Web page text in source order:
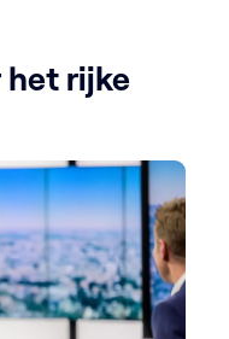
het rijke